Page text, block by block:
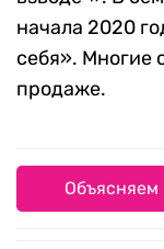
начала 2020
себя». Многие
продаже.
Объясняем